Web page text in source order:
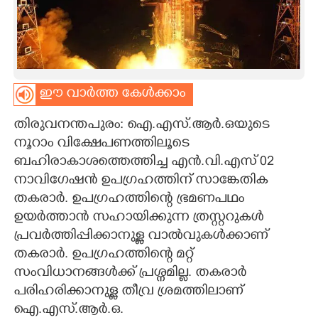
ART
ASTRO
LITERATURE
ZOOM
CONTACT US
ഈ വാർത്ത കേൾക്കാം
തിരുവനന്തപുരം: ഐ.എസ്.ആർ.ഒയുടെ
നൂറാം വിക്ഷേപണത്തിലൂടെ
ബഹിരാകാശത്തെത്തിച്ച എൻ.വി.എസ് 02
നാവിഗേഷൻ ഉപഗ്രഹത്തിന് സാങ്കേതിക
തകരാർ. ഉപഗ്രഹത്തിന്റെ ഭ്രമണപഥം
ഉയർത്താൻ സഹായിക്കുന്ന ത്രസ്റ്ററുകൾ
പ്രവർത്തിപ്പിക്കാനുള്ള വാൽവുകൾക്കാണ്
തകരാർ. ഉപഗ്രഹത്തിന്റെ മറ്റ്
സംവിധാനങ്ങൾക്ക് പ്രശ്നമില്ല. തകരാർ
പരിഹരിക്കാനുള്ള തീവ്ര ശ്രമത്തിലാണ്
ഐ.എസ്.ആർ.ഒ.